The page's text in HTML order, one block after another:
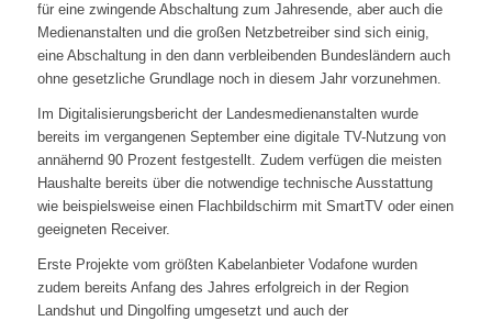
für eine zwingende Abschaltung zum Jahresende, aber auch die
Medienanstalten und die großen Netzbetreiber sind sich einig,
eine Abschaltung in den dann verbleibenden Bundesländern auch
ohne gesetzliche Grundlage noch in diesem Jahr vorzunehmen.
Im Digitalisierungsbericht der Landesmedienanstalten wurde
bereits im vergangenen September eine digitale TV-Nutzung von
annähernd 90 Prozent festgestellt. Zudem verfügen die meisten
Haushalte bereits über die notwendige technische Ausstattung
wie beispielsweise einen Flachbildschirm mit SmartTV oder einen
geeigneten Receiver.
Erste Projekte vom größten Kabelanbieter Vodafone wurden
zudem bereits Anfang des Jahres erfolgreich in der Region
Landshut und Dingolfing umgesetzt und auch der